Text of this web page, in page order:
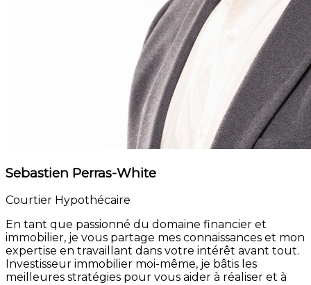
Sebastien Perras-White
Courtier Hypothécaire
En tant que passionné du domaine financier et
immobilier, je vous partage mes connaissances et mon
expertise en travaillant dans votre intérêt avant tout.
Investisseur immobilier moi-même, je bâtis les
meilleures stratégies pour vous aider à réaliser et à